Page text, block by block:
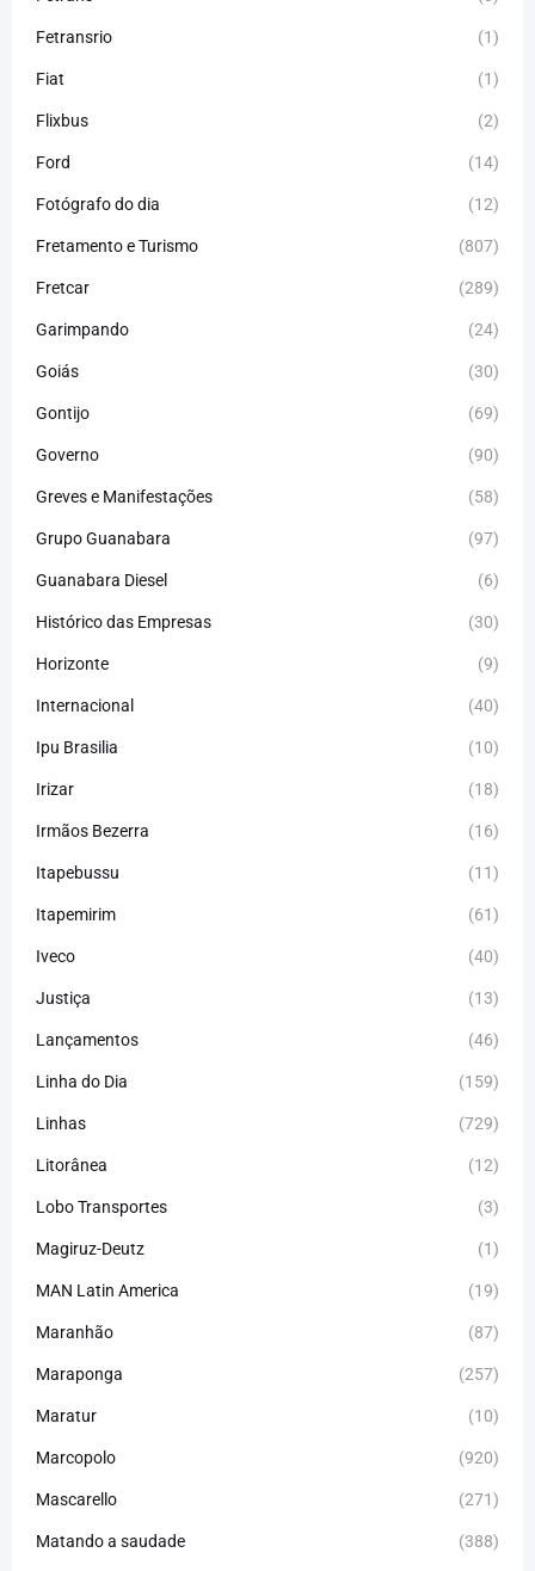
Fetransrio (1)
Fiat (1)
Flixbus (2)
Ford (14)
Fotógrafo do dia (12)
Fretamento e Turismo (807)
Fretcar (289)
Garimpando (24)
Goiás (30)
Gontijo (69)
Governo (90)
Greves e Manifestações (58)
Grupo Guanabara (97)
Guanabara Diesel (6)
Histórico das Empresas (30)
Horizonte (9)
Internacional (40)
Ipu Brasilia (10)
Irizar (18)
Irmãos Bezerra (16)
Itapebussu (11)
Itapemirim (61)
Iveco (40)
Justiça (13)
Lançamentos (46)
Linha do Dia (159)
Linhas (729)
Litorânea (12)
Lobo Transportes (3)
Magiruz-Deutz (1)
MAN Latin America (19)
Maranhão (87)
Maraponga (257)
Maratur (10)
Marcopolo (920)
Mascarello (271)
Matando a saudade (388)